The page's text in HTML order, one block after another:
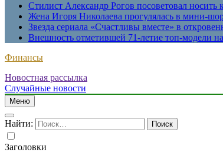
Стилист Александр Рогов посоветовал
Жена Игоря Николаева прогулялась в мини-
Звезда сериала «Счастливы вместе» в
Внешность отметившей 71-летие топ-модели
Финансы
Новостная рассылка
Случайные новости
Меню
Найти:
Заголовки